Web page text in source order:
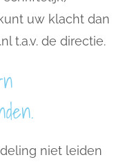
uw klacht dan
t.a.v. de directie.
niet leiden